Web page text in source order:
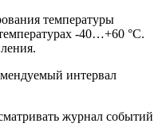
температуры
-40…+60 °С.
интервал
журнал событий